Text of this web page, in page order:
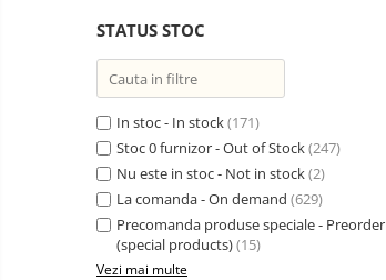
Telefoane mobile Unihertz
Telefoane mobile Blackview
Telefoane mobile OSCAL
Telefoane mobile Fossibot
Telefoane mobile Lagenio
Telefoane mobile Samsung
STATUS STOC
In stoc - In stock(171)
Stoc 0 furnizor - Out of Stock(247)
Nu este in stoc - Not in stock(2)
La comanda - On demand (629)
Precomanda produse speciale - Preorder
(special products)(15)
Vezi mai multe